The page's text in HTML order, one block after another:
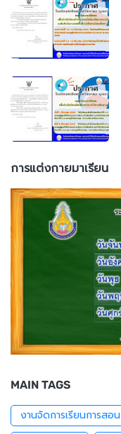
การแต่งกายมาเรียน
MAIN TAGS
งานจัดการเรียนการสอน